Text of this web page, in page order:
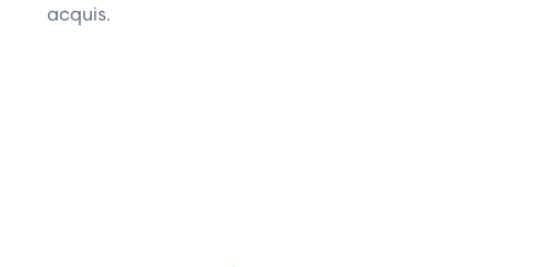
acquis.